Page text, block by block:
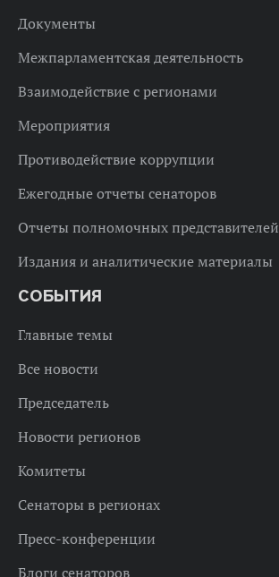
Документы
Межпарламентская деятельность
Взаимодействие с регионами
Мероприятия
Противодействие коррупции
Ежегодные отчеты сенаторов
Отчеты полномочных представителей
Издания и аналитические материалы
СОБЫТИЯ
Главные темы
Все новости
Председатель
Новости регионов
Комитеты
Сенаторы в регионах
Пресс-конференции
Блоги сенаторов